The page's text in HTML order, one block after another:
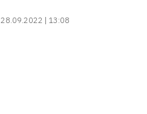
28.09.2022 | 13:08